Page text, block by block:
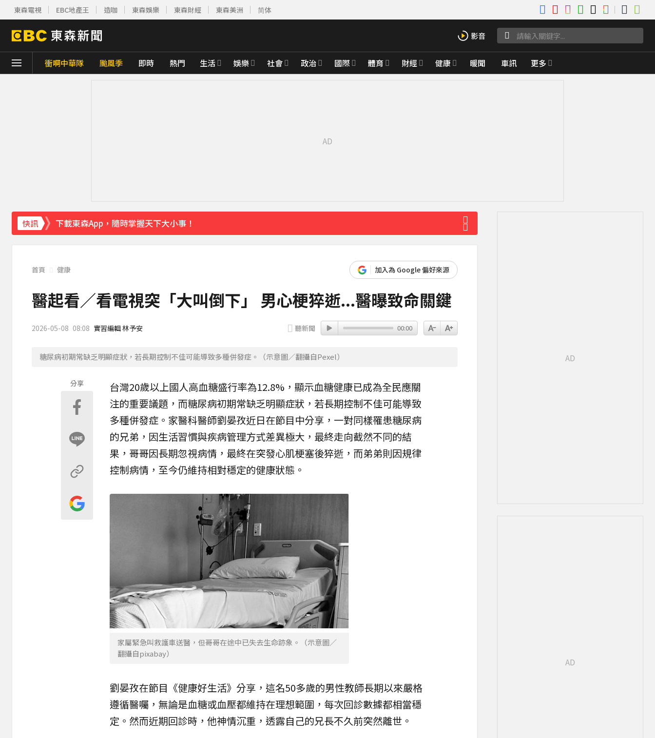
東森電視 EBC地產王 造咖 東森娛樂 東森財經 東森美洲 简体
衝啊中華隊 颱風季 即時 熱門 生活 娛樂 社會 政治 國際 體育 財經 健康 暖聞 車訊 更多
快訊
下載東森App，隨時掌握天下大小事！
今關公誕辰可求財！3種神像 拜錯恐影響財運
18分鐘前
首頁 健康 加入為 Google 偏好來源
醫起看／看電視突「大叫倒下」 男心梗猝逝...醫曝致命關鍵
2026-05-08 08:08 實習編輯 林予安 聽新聞 00:00
糖尿病初期常缺乏明顯症狀，若長期控制不佳可能導致多種併發症。（示意圖／翻攝自Pexel）
分享
台灣20歲以上國人高血糖盛行率為12.8%，顯示血糖健康已成為全民應關
注的重要議題，而糖尿病初期常缺乏明顯症狀，若長期控制不佳可能導致
多種併發症。家醫科醫師劉晏孜近日在節目中分享，一對同樣罹患糖尿病
的兄弟，因生活習慣與疾病管理方式差異極大，最終走向截然不同的結
果，哥哥因長期忽視病情，最終在突發心肌梗塞後猝逝，而弟弟則因規律
控制病情，至今仍維持相對穩定的健康狀態。
家屬緊急叫救護車送醫，但哥哥在途中已失去生命跡象。（示意圖／
翻攝自pixabay）
劉晏孜在節目《健康好生活》分享，這名50多歲的男性教師長期以來嚴格
遵循醫囑，無論是血糖或血壓都維持在理想範圍，每次回診數據都相當穩
定。然而近期回診時，他神情沉重，透露自己的兄長不久前突然離世。